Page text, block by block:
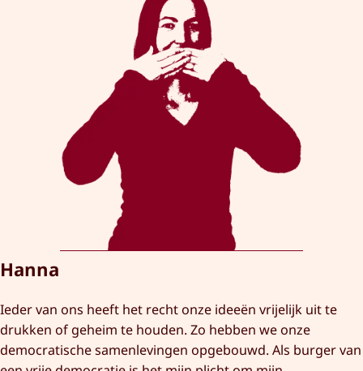
Hanna
Ieder van ons heeft het recht onze ideeën vrijelijk uit te
drukken of geheim te houden. Zo hebben we onze
democratische samenlevingen opgebouwd. Als burger van